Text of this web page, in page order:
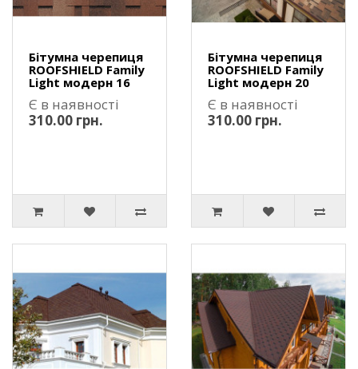
Бітумна черепиця
ROOFSHIELD Family
Light модерн 16
Є в наявності
310.00 грн.
Бітумна черепиця
ROOFSHIELD Family
Light модерн 20
Є в наявності
310.00 грн.